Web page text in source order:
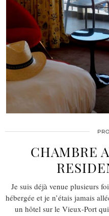
CHAMBRE
Je suis déjà venue plusieurs
hébergée et je n’étais jamais
un hôtel sur le Vieux-Port